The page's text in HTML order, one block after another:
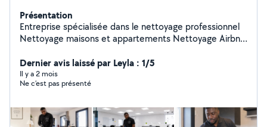
Présentation
Entreprise spécialisée dans le nettoyage professionnel
Nettoyage maisons et appartements Nettoyage Airbnb
professionnels Nettoyage après déménagement
Nettoyage en profondeur : cuisine, salle de bain, vitres,
sols Devis gratuit et réponse rapide.
Dernier avis laissé par Leyla : 1/5
Il y a 2 mois
Ne c’est pas présenté